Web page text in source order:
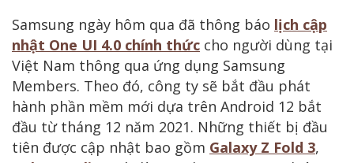
Samsung ngày hôm qua đã thông báo lịch cập
nhật One UI 4.0 chính thức cho người dùng tại
Việt Nam thông qua ứng dụng Samsung
Members. Theo đó, công ty sẽ bắt đầu phát
hành phần mềm mới dựa trên Android 12 bắt
đầu từ tháng 12 năm 2021. Những thiết bị đầu
tiên được cập nhật bao gồm Galaxy Z Fold 3,